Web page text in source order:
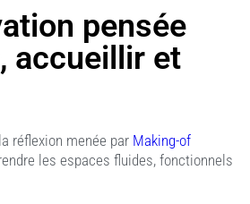
pensée
accueillir et
réflexion menée par Making-of
les espaces fluides, fonctionnels